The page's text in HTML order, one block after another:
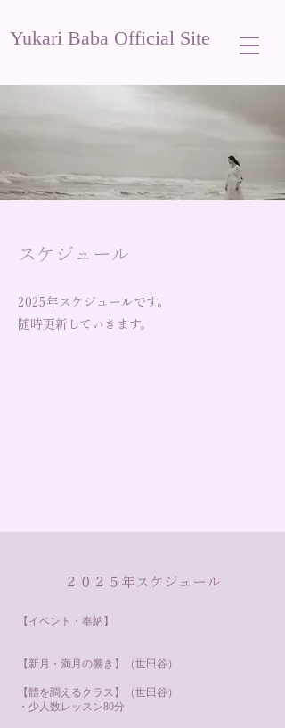
Yukari Baba Official Site
スケジュール
2025年スケジュールです。
​随時更新していきます。
２０２５年スケジュール
【イベント・奉納】
【新月・満月の響き】（世田谷）
【體を調えるクラス】（世田谷）
・少人数レッスン80分